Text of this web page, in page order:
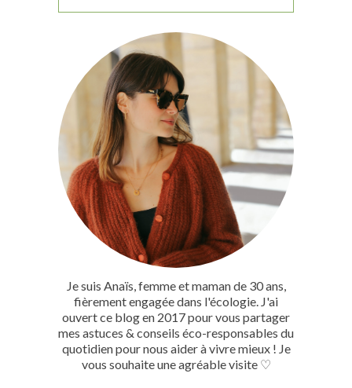
Je suis Anaïs, femme et maman de 30 ans,
fièrement engagée dans l'écologie. J'ai
ouvert ce blog en 2017 pour vous partager
mes astuces & conseils éco-responsables du
quotidien pour nous aider à vivre mieux ! Je
vous souhaite une agréable visite ♡